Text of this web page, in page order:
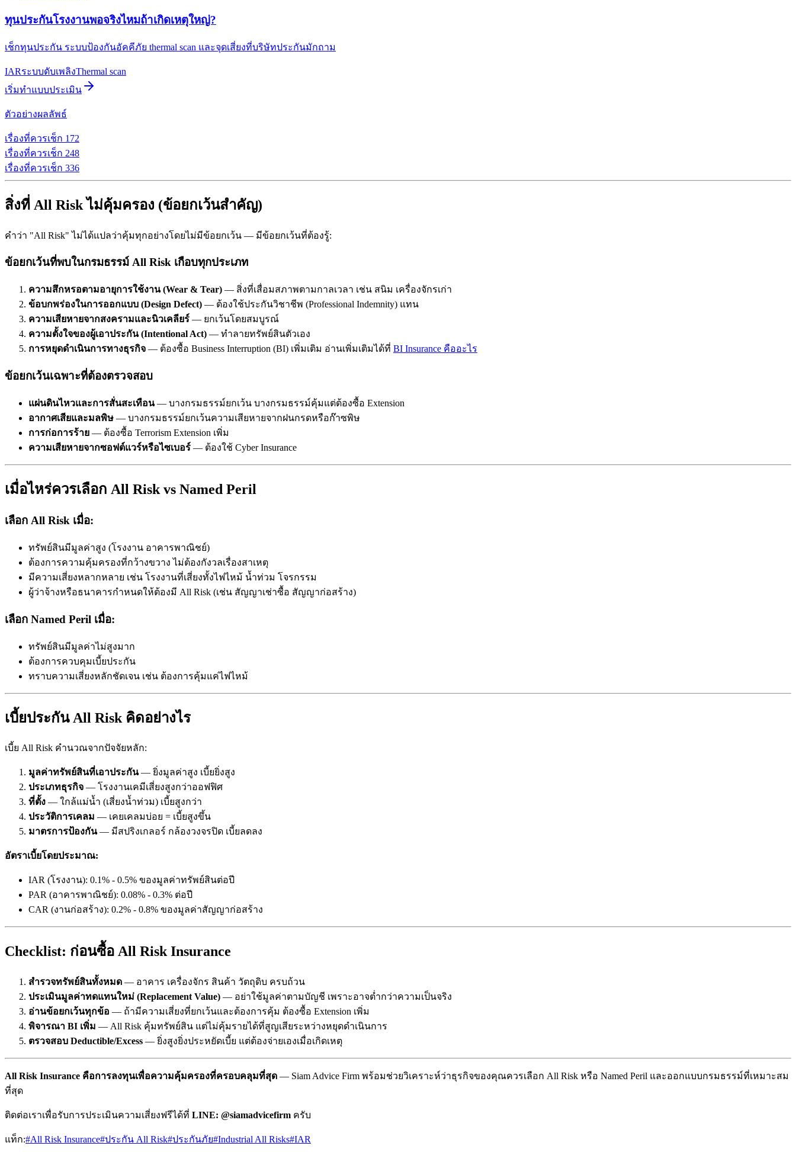
ทุนประกันโรงงานพอจริงไหมถ้าเกิดเหตุใหญ่?
เช็กทุนประกัน ระบบป้องกันอัคคีภัย thermal scan และจุดเสี่ยงที่บริษัทประกันมักถาม
IARระบบดับเพลิงThermal scan
เริ่มทำแบบประเมิน
ตัวอย่างผลลัพธ์
เรื่องที่ควรเช็ก 1 72
เรื่องที่ควรเช็ก 248
เรื่องที่ควรเช็ก 336
สิ่งที่ All Risk ไม่คุ้มครอง (ข้อยกเว้นสำคัญ)
คำว่า "All Risk" ไม่ได้แปลว่าคุ้มทุกอย่างโดยไม่มีข้อยกเว้น — มีข้อยกเว้นที่ต้องรู้:
ข้อยกเว้นที่พบในกรมธรรม์ All Risk เกือบทุกประเภท
ความสึกหรอตามอายุการใช้งาน (Wear & Tear) — สิ่งที่เสื่อมสภาพตามกาลเวลา เช่น สนิม เครื่องจักรเก่า
ข้อบกพร่องในการออกแบบ (Design Defect) — ต้องใช้ประกันวิชาชีพ (Professional Indemnity) แทน
ความเสียหายจากสงครามและนิวเคลียร์ — ยกเว้นโดยสมบูรณ์
ความตั้งใจของผู้เอาประกัน (Intentional Act) — ทำลายทรัพย์สินตัวเอง
การหยุดดำเนินการทางธุรกิจ — ต้องซื้อ Business Interruption (BI) เพิ่มเติม อ่านเพิ่มเติมได้ที่ BI Insurance คืออะไร
ข้อยกเว้นเฉพาะที่ต้องตรวจสอบ
แผ่นดินไหวและการสั่นสะเทือน— บางกรมธรรม์ยกเว้น บางกรมธรรม์คุ้มแต่ต้องซื้อ Extension
อากาศเสียและมลพิษ — บางกรมธรรม์ยกเว้นความเสียหายจากฝนกรดหรือก๊าซพิษ
การก่อการร้าย — ต้องซื้อ Terrorism Extension เพิ่ม
ความเสียหายจากซอฟต์แวร์หรือไซเบอร์ — ต้องใช้ Cyber Insurance
เมื่อไหร่ควรเลือก All Risk vs Named Peril
เลือก All Risk เมื่อ:
ทรัพย์สินมีมูลค่าสูง (โรงงาน อาคารพาณิชย์)
ต้องการความคุ้มครองที่กว้างขวาง ไม่ต้องกังวลเรื่องสาเหตุ
มีความเสี่ยงหลากหลาย เช่น โรงงานที่เสี่ยงทั้งไฟไหม้ น้ำท่วม โจรกรรม
ผู้ว่าจ้างหรือธนาคารกำหนดให้ต้องมี All Risk (เช่น สัญญาเช่าซื้อ สัญญาก่อสร้าง)
เลือก Named Peril เมื่อ:
ทรัพย์สินมีมูลค่าไม่สูงมาก
ต้องการควบคุมเบี้ยประกัน
ทราบความเสี่ยงหลักชัดเจน เช่น ต้องการคุ้มแค่ไฟไหม้
เบี้ยประกัน All Risk คิดอย่างไร
เบี้ย All Risk คำนวณจากปัจจัยหลัก:
มูลค่าทรัพย์สินที่เอาประกัน— ยิ่งมูลค่าสูง เบี้ยยิ่งสูง
ประเภทธุรกิจ — โรงงานเคมีเสี่ยงสูงกว่าออฟฟิศ
ที่ตั้ง — ใกล้แม่น้ำ (เสี่ยงน้ำท่วม) เบี้ยสูงกว่า
ประวัติการเคลม — เคยเคลมบ่อย = เบี้ยสูงขึ้น
มาตรการป้องกัน— มีสปริงเกลอร์ กล้องวงจรปิด เบี้ยลดลง
อัตราเบี้ยโดยประมาณ:
IAR (โรงงาน): 0.1% - 0.5% ของมูลค่าทรัพย์สินต่อปี
PAR (อาคารพาณิชย์): 0.08% - 0.3% ต่อปี
CAR (งานก่อสร้าง): 0.2% - 0.8% ของมูลค่าสัญญาก่อสร้าง
Checklist: ก่อนซื้อ All Risk Insurance
สำรวจทรัพย์สินทั้งหมด — อาคาร เครื่องจักร สินค้า วัตถุดิบ ครบถ้วน
ประเมินมูลค่าทดแทนใหม่ (Replacement Value) — อย่าใช้มูลค่าตามบัญชี เพราะอาจต่ำกว่าความเป็นจริง
อ่านข้อยกเว้นทุกข้อ — ถ้ามีความเสี่ยงที่ยกเว้นและต้องการคุ้ม ต้องซื้อ Extension เพิ่ม
พิจารณา BI เพิ่ม — All Risk คุ้มทรัพย์สิน แต่ไม่คุ้มรายได้ที่สูญเสียระหว่างหยุดดำเนินการ
ตรวจสอบ Deductible/Excess — ยิ่งสูงยิ่งประหยัดเบี้ย แต่ต้องจ่ายเองเมื่อเกิดเหตุ
All Risk Insurance คือการลงทุนเพื่อความคุ้มครองที่ครอบคลุมที่สุด — Siam Advice Firm พร้อมช่วยวิเคราะห์ว่าธุรกิจของคุณควรเลือก All Risk หรือ Named Peril และออกแบบกรมธรรม์ที่เหมาะสม
ที่สุด
ติดต่อเราเพื่อรับการประเมินความเสี่ยงฟรีได้ที่ LINE: @siamadvicefirm ครับ
แท็ก:#All Risk Insurance#ประกัน All Risk#ประกันภัย#Industrial All Risks#IAR